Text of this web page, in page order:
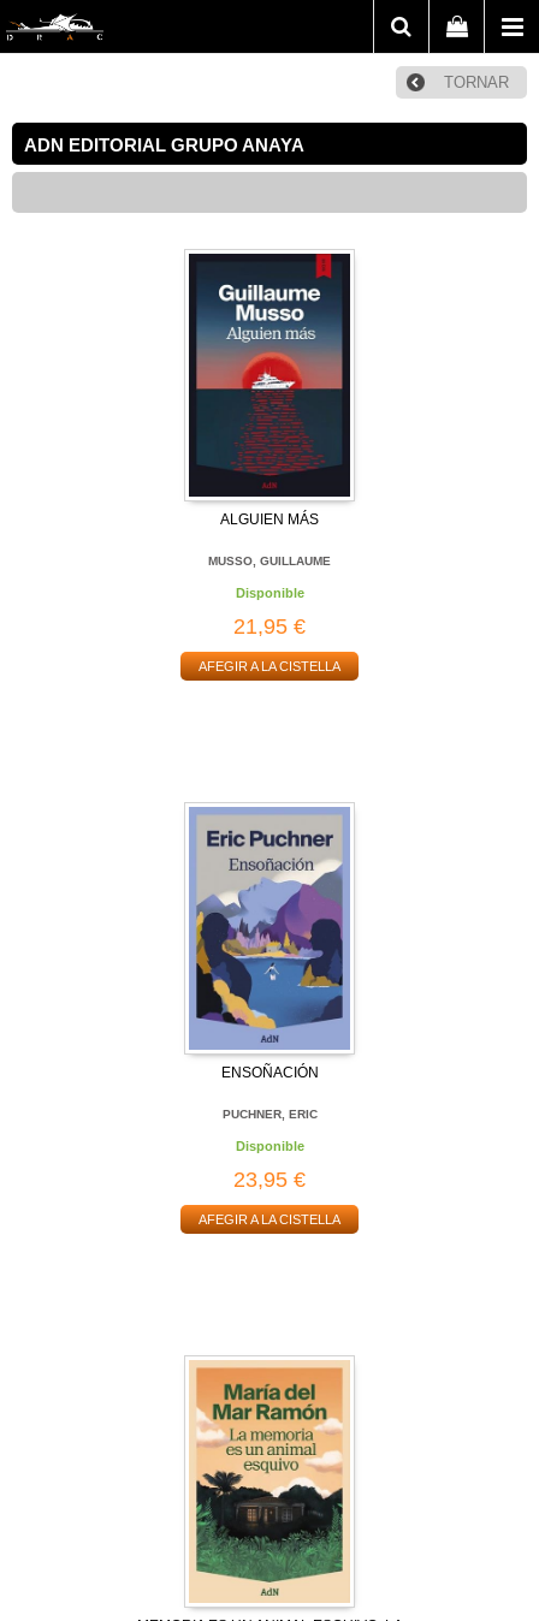
TORNAR
ADN EDITORIAL GRUPO ANAYA
ALGUIEN MÁS
MUSSO, GUILLAUME
Disponible
21,95 €
AFEGIR A LA CISTELLA
ENSOÑACIÓN
PUCHNER, ERIC
Disponible
23,95 €
AFEGIR A LA CISTELLA